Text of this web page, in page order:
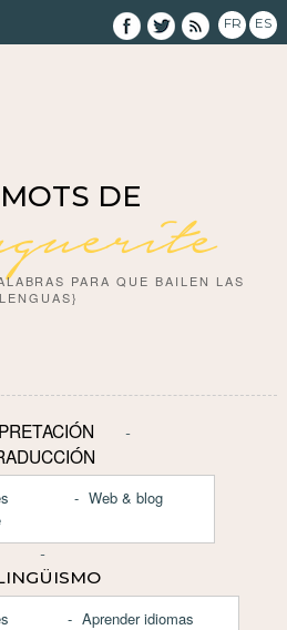
FR ES
DE
PARA QUE BAILEN LAS
LENGUAS}
Web & blog
Aprender idiomas